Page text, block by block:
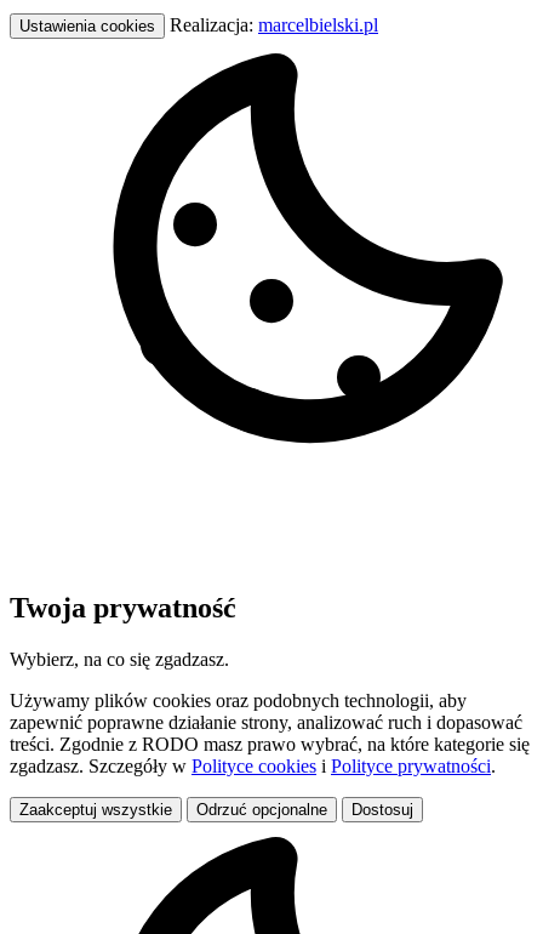
Ustawienia cookies Realizacja: marcelbielski.pl
Twoja prywatność
Wybierz, na co się zgadzasz.
Używamy plików cookies oraz podobnych technologii, aby
zapewnić poprawne działanie strony, analizować ruch i dopasować
treści. Zgodnie z RODO masz prawo wybrać, na które kategorie się
zgadzasz. Szczegóły w Polityce cookies i Polityce prywatności.
Zaakceptuj wszystkie Odrzuć opcjonalne Dostosuj